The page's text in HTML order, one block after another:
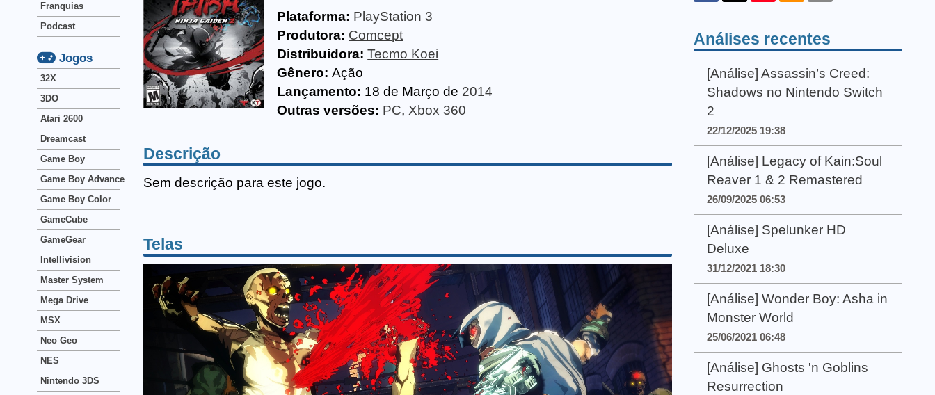
Plataforma: PlayStation 3
Produtora: Comcept
Distribuidora: Tecmo Koei
Gênero: Ação
Lançamento: 18 de Março de 2014
Outras versões: PC, Xbox 360
Descrição
Sem descrição para este jogo.
Telas
Franquias
Podcast
Jogos
32X
3DO
Atari 2600
Dreamcast
Game Boy
Game Boy Advance
Game Boy Color
GameCube
GameGear
Intellivision
Master System
Mega Drive
MSX
Neo Geo
NES
Nintendo 3DS
Análises recentes
[Análise] Assassin’s Creed:
Shadows no Nintendo Switch
2
22/12/2025 19:38
[Análise] Legacy of Kain:Soul
Reaver 1 & 2 Remastered
26/09/2025 06:53
[Análise] Spelunker HD
Deluxe
31/12/2021 18:30
[Análise] Wonder Boy: Asha in
Monster World
25/06/2021 06:48
[Análise] Ghosts 'n Goblins
Resurrection